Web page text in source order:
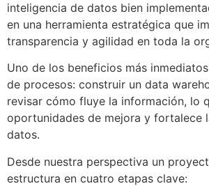
inteligencia de datos bien
en una herramienta estratégica que
transparencia y agilidad en toda la
Uno de los beneficios más
de procesos: construir un data
revisar cómo fluye la información, lo
oportunidades de mejora y fortalece
datos.
Desde nuestra perspectiva un
estructura en cuatro etapas clave: